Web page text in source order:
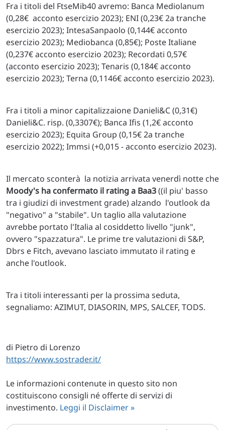
Fra i titoli del FtseMib40 avremo: Banca Mediolanum
(0,28€ acconto esercizio 2023); ENI (0,23€ 2a tranche
esercizio 2023); IntesaSanpaolo (0,144€ acconto
esercizio 2023); Mediobanca (0,85€); Poste Italiane
(0,237€ acconto esercizio 2023); Recordati 0,57€
(acconto esercizio 2023); Tenaris (0,184€ acconto
esercizio 2023); Terna (0,1146€ acconto esercizio 2023).
Fra i titoli a minor capitalizzaione Danieli&C (0,31€)
Danieli&C. risp. (0,3307€); Banca Ifis (1,2€ acconto
esercizio 2023); Equita Group (0,15€ 2a tranche
esercizio 2022); Immsi (+0,015 - acconto esercizio 2023).
Il mercato sconterà la notizia arrivata venerdì notte che
Moody's ha confermato il rating a Baa3((il piu' basso
tra i giudizi di investment grade) alzando l'outlook da
"negativo" a "stabile". Un taglio alla valutazione
avrebbe portato l'Italia al cosiddetto livello "junk",
ovvero "spazzatura". Le prime tre valutazioni di S&P,
Dbrs e Fitch, avevano lasciato immutato il rating e
anche l'outlook.
Tra i titoli interessanti per la prossima seduta,
segnaliamo: AZIMUT, DIASORIN, MPS, SALCEF, TODS.
di Pietro di Lorenzo
https://www.sostrader.it/
Le informazioni contenute in questo sito non
costituiscono consigli né offerte di servizi di
investimento. Leggi il Disclaimer »